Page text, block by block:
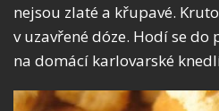
nejsou zlaté a křupavé.
v uzavřené dóze. Hodí se do
na domácí karlovarské